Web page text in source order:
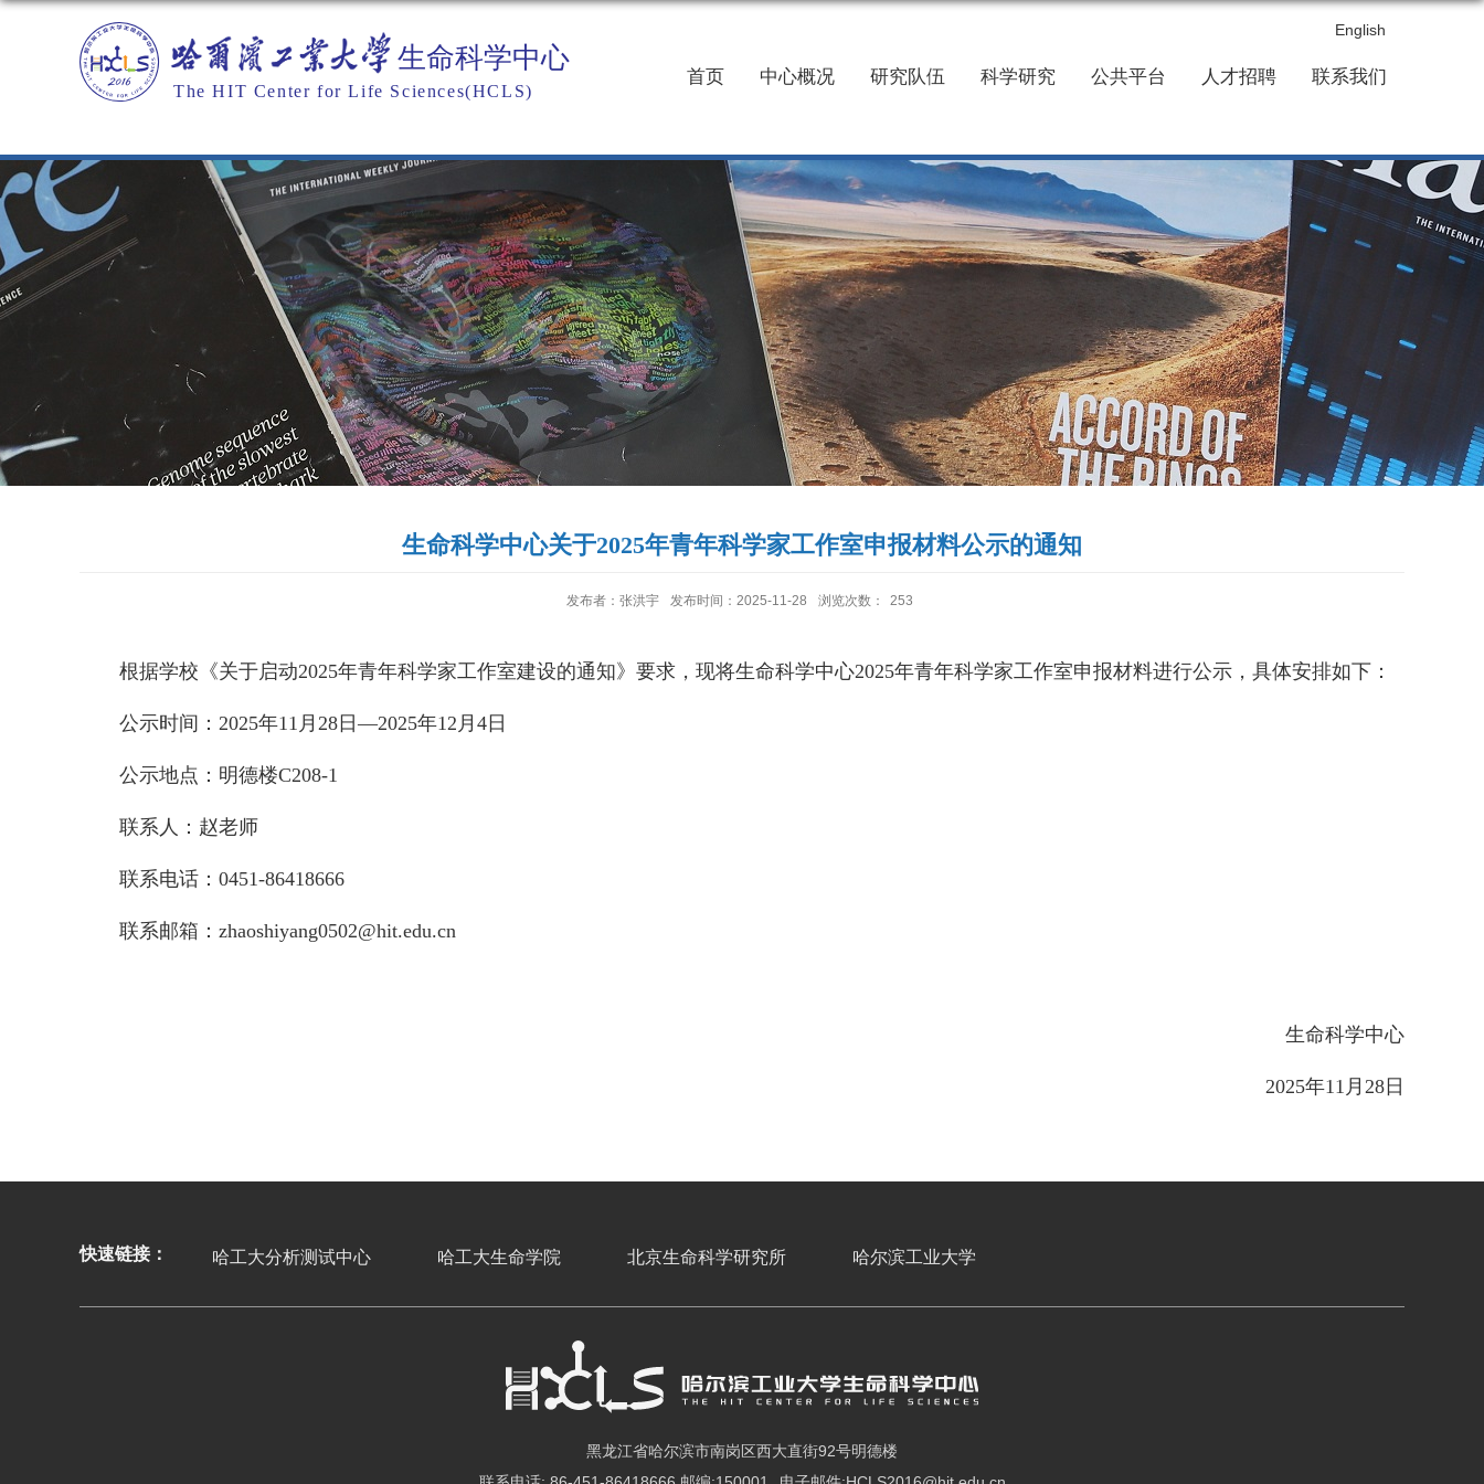
首页 中心概况 研究队伍 科学研究 公共平台 人才招聘 联系我们
English
生命科学中心关于2025年青年科学家工作室申报材料公示的通知
发布者：张洪宇 发布时间：2025-11-28 浏览次数： 253
根据学校《关于启动2025年青年科学家工作室建设的通知》 要求，现将生命科学中心2025年青年科学家工作室申报材料进行公示 ，具体安排如下：
公示时间： 2025年11 月 28 日 —2025年12 月 4 日
公示地点：明德楼C208-1
联系人：赵老师
联系电话： 0451-86418666
联系邮箱： zhaoshiyang0502@hit.edu.cn
生命科学中心
2025年11 月 28 日
快速链接： 哈工大分析测试中心 哈工大生命学院 北京生命科学研究所 哈尔滨工业大学
黑龙江省哈尔滨市南岗区西大直街92号明德楼